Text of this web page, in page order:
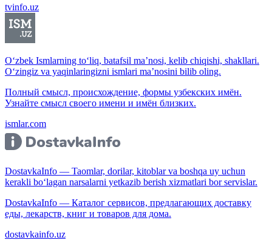
tvinfo.uz
O‘zbek Ismlarning to‘liq, batafsil ma’nosi, kelib chiqishi, shakllari.
O‘zingiz va yaqinlaringizni ismlari ma’nosini bilib oling.
Полный смысл, происхождение, формы узбекских имён.
Узнайте смысл своего имени и имён близких.
ismlar.com
DostavkaInfo — Taomlar, dorilar, kitoblar va boshqa uy uchun
kerakli bo‘lagan narsalarni yetkazib berish xizmatlari bor servislar.
DostavkaInfo — Каталог сервисов, предлагающих доставку
еды, лекарств, книг и товаров для дома.
dostavkainfo.uz